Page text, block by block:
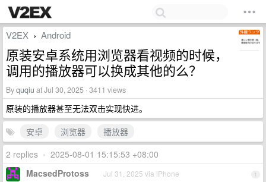
V2EX › Android
原装安卓系统用浏览器看视频的时候，
调用的播放器可以换成其他的么？
Byquqiu at Jul 30, 2025 · 3411 views
原装的播放器甚至无法双击实现快进。
安卓
浏览器
播放器
2 replies • 2025-08-01 15:15:53 +08:00
1
MacsedProtoss Jul 31, 2025 via iPhone